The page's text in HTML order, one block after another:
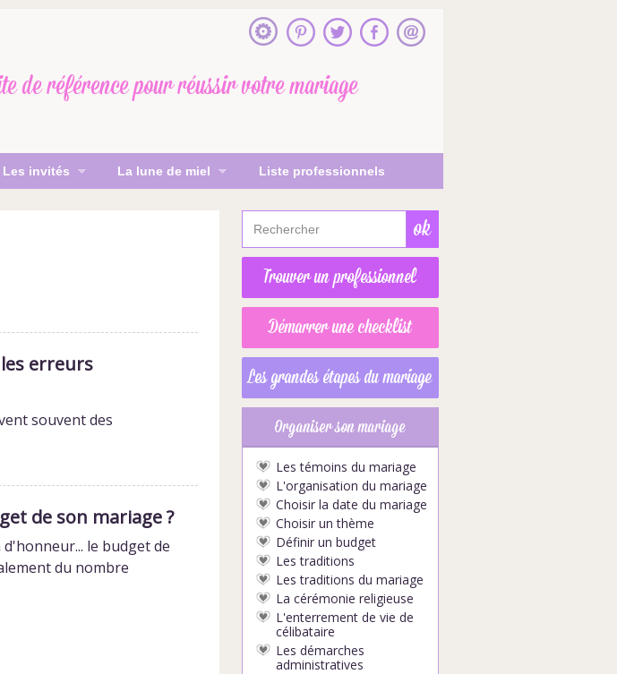
de référencepour réussir votre mariage
Les invités La lune de miel Liste professionnels
erreurs
souvent des
de son mariage ?
le budget de
du nombre
Trouver un professionnel
Démarrer une checklist
Les grandes étapes du mariage
Organiser son mariage
Les témoins du mariage
L'organisation du mariage
Choisir la date du mariage
Choisir un thème
Définir un budget
Les traditions
Les traditions du mariage
La cérémonie religieuse
L'enterrement de vie de
célibataire
Les démarches
administratives